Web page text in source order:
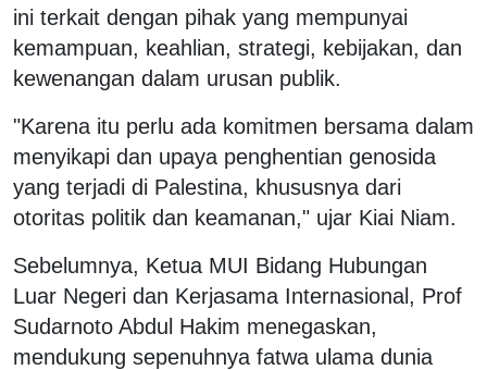
ini terkait dengan pihak yang mempunyai
kemampuan, keahlian, strategi, kebijakan, dan
kewenangan dalam urusan publik.
"Karena itu perlu ada komitmen bersama dalam
menyikapi dan upaya penghentian genosida
yang terjadi di Palestina, khususnya dari
otoritas politik dan keamanan," ujar Kiai Niam.
Sebelumnya, Ketua MUI Bidang Hubungan
Luar Negeri dan Kerjasama Internasional, Prof
Sudarnoto Abdul Hakim menegaskan,
mendukung sepenuhnya fatwa ulama dunia